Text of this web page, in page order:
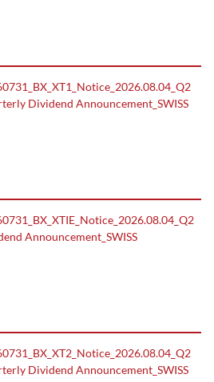
Dividend Announcement_SWISS
Announcement_SWISS
Dividend Announcement_SWISS